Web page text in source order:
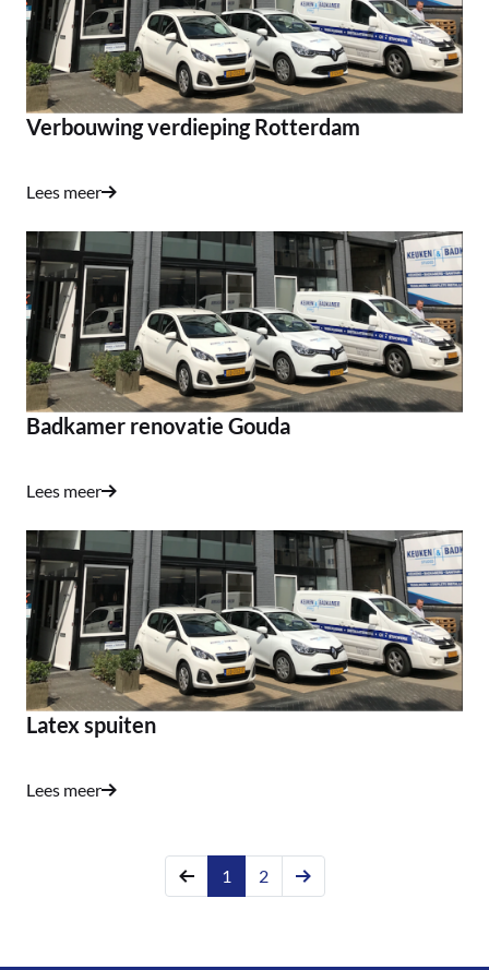
Verbouwing verdieping Rotterdam
Lees meer
Badkamer renovatie Gouda
Lees meer
Latex spuiten
Lees meer
1 2